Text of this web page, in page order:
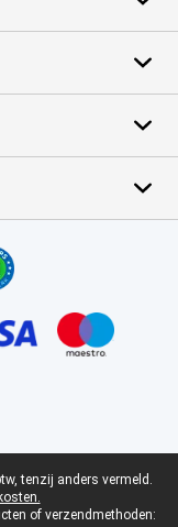
tenzij anders vermeld.
of verzendmethoden: